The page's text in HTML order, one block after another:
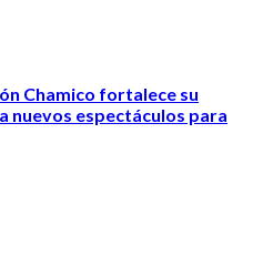
Chamico fortalece su
nuevos espectáculos para